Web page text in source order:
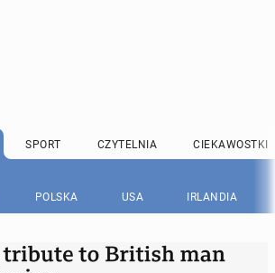
SPORT CZYTELNIA CIEKAWOSTKI
POLSKA USA IRLANDIA